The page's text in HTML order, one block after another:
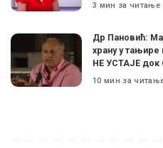
3 мин за читање
Др Пановић:
храну у тањире
НЕ УСТАЈЕ док
10 мин за